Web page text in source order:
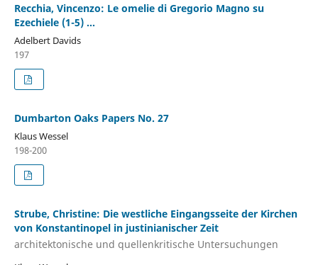
Recchia, Vincenzo: Le omelie di Gregorio Magno su
Ezechiele (1-5) ...
Adelbert Davids
197
Dumbarton Oaks Papers No. 27
Klaus Wessel
198-200
Strube, Christine: Die westliche Eingangsseite der Kirchen
von Konstantinopel in justinianischer Zeit
architektonische und quellenkritische Untersuchungen